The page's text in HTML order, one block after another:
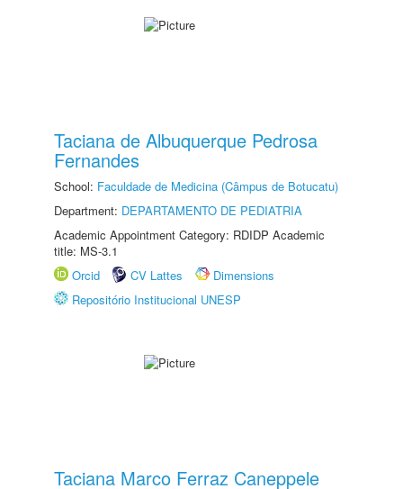
Taciana de Albuquerque Pedrosa
Fernandes
School: Faculdade de Medicina (Câmpus de Botucatu)
Department: DEPARTAMENTO DE PEDIATRIA
Academic Appointment Category: RDIDP Academic
title: MS-3.1
Orcid
CV Lattes
Dimensions
Repositório Institucional UNESP
Taciana Marco Ferraz Caneppele